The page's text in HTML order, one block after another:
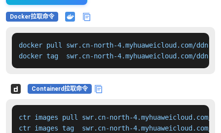
Docker拉取命令
docker pull swr.cn-north-4.myhuaweicloud.com/
docker tag  swr.cn-north-4.myhuaweicloud.com/
Containerd拉取命令
ctr images pull swr.cn-north-
ctr images tag  swr.cn-north-